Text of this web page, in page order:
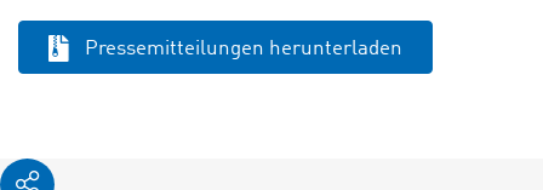
Pressemitteilungen herunterladen